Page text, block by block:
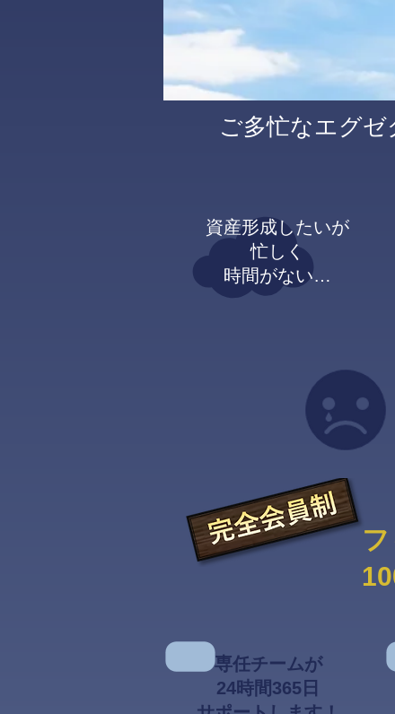
ご多忙なエグゼ
資産形成したいが
忙しく
時間がない…
専任チームが
24時間365日